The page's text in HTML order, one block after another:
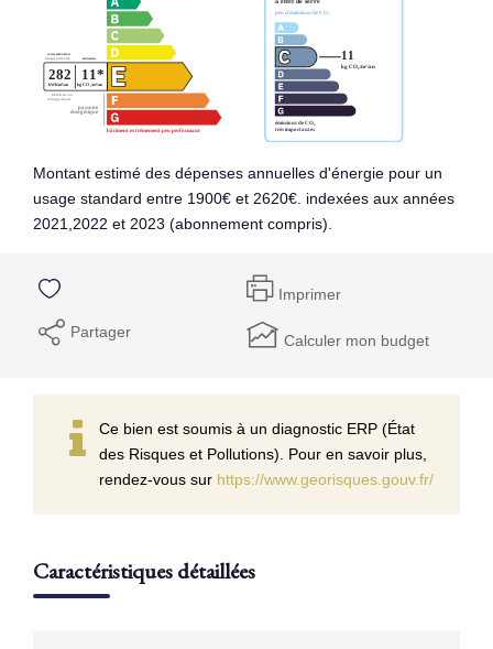
Montant estimé des dépenses annuelles d'énergie pour un
usage standard entre 1900€ et 2620€. indexées aux années
2021,2022 et 2023 (abonnement compris).
Imprimer
Partager Calculer mon budget
Ce bien est soumis à un diagnostic ERP (État
des Risques et Pollutions). Pour en savoir plus,
rendez-vous sur https://www.georisques.gouv.fr/
Caractéristiques détaillées